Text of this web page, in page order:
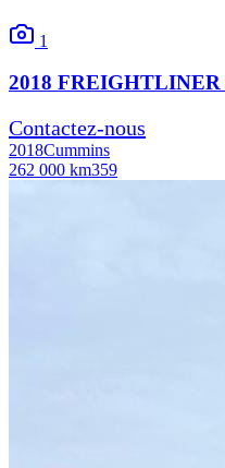
1
2018 FREIGHTLINER
Contactez-nous
2018Cummins
262 000 km359